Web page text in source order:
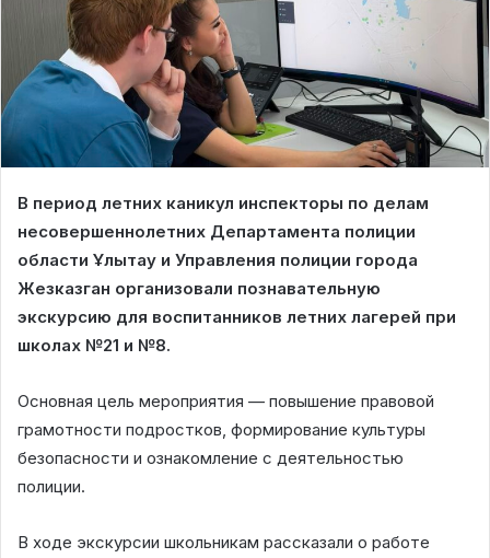
В период летних каникул инспекторы по делам
несовершеннолетних Департамента полиции
области Ұлытау и Управления полиции города
Жезказган организовали познавательную
экскурсию для воспитанников летних лагерей при
школах №21 и №8.
Основная цель мероприятия — повышение правовой
грамотности подростков, формирование культуры
безопасности и ознакомление с деятельностью
полиции.
В ходе экскурсии школьникам рассказали о работе